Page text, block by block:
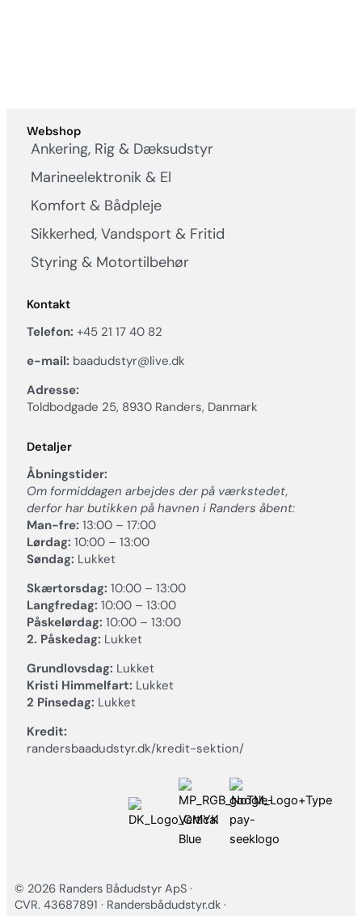
Webshop
Ankering, Rig & Dæksudstyr
Marineelektronik & El
Komfort & Bådpleje
Sikkerhed, Vandsport & Fritid
Styring & Motortilbehør
Kontakt
Telefon: +45 21 17 40 82
e-mail: baadudstyr@live.dk
Adresse:
Toldbodgade 25, 8930 Randers, Danmark
Detaljer
Åbningstider:
Om formiddagen arbejdes der på værkstedet,
derfor har butikken på havnen i Randers åbent:
Man-fre: 13:00 – 17:00
Lørdag: 10:00 – 13:00
Søndag: Lukket
Skærtorsdag: 10:00 – 13:00
Langfredag: 10:00 – 13:00
Påskelørdag: 10:00 – 13:00
2. Påskedag: Lukket
Grundlovsdag: Lukket
Kristi Himmelfart: Lukket
2 Pinsedag: Lukket
Kredit:
randersbaadudstyr.dk/kredit-sektion/
© 2026 Randers Bådudstyr ApS ·
CVR. 43687891 · Randersbådudstyr.dk ·